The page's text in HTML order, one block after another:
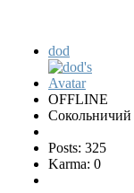
dod
OFFLINE
Сокольничий
Posts: 325
Karma: 0